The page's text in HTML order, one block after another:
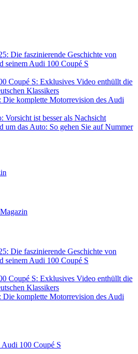
Die faszinierende Geschichte von
seinem Audi 100 Coupé S
Coupé S: Exklusives Video enthüllt die
Klassikers
Die komplette Motorrevision des Audi
Vorsicht ist besser als Nachsicht
um das Auto: So gehen Sie auf Nummer
Die faszinierende Geschichte von
seinem Audi 100 Coupé S
Coupé S: Exklusives Video enthüllt die
Klassikers
Die komplette Motorrevision des Audi
Audi 100 Coupé S